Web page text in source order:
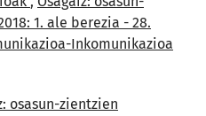
1. ale berezia - 28.
Inkomunikazioa
osasun-zientzien